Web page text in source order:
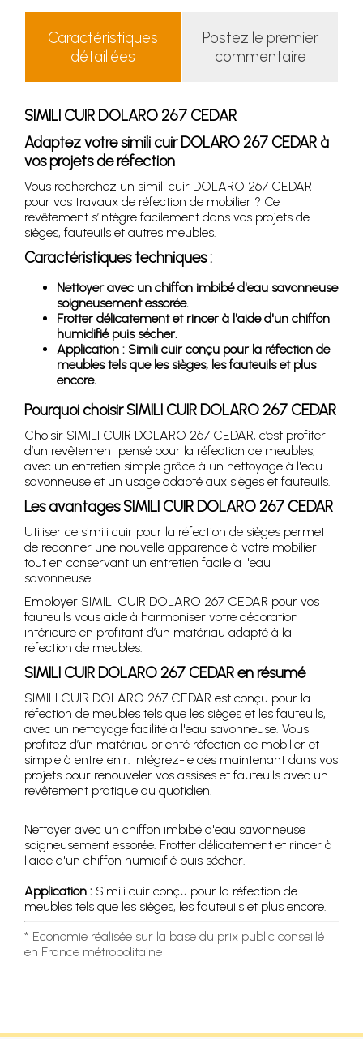
Caractéristiques
détaillées
Postez le premier
commentaire
SIMILI CUIR DOLARO 267 CEDAR
Adaptez votre simili cuir DOLARO 267 CEDAR à
vos projets de réfection
Vous recherchez un simili cuir DOLARO 267 CEDAR
pour vos travaux de réfection de mobilier ? Ce
revêtement s’intègre facilement dans vos projets de
sièges, fauteuils et autres meubles.
Caractéristiques techniques :
Nettoyer avec un chiffon imbibé d'eau savonneuse
soigneusement essorée.
Frotter délicatement et rincer à l'aide d'un chiffon
humidifié puis sécher.
Application : Simili cuir conçu pour la réfection de
meubles tels que les sièges, les fauteuils et plus
encore.
Pourquoi choisir SIMILI CUIR DOLARO 267 CEDAR
Choisir SIMILI CUIR DOLARO 267 CEDAR, c’est profiter
d’un revêtement pensé pour la réfection de meubles,
avec un entretien simple grâce à un nettoyage à l'eau
savonneuse et un usage adapté aux sièges et fauteuils.
Les avantages SIMILI CUIR DOLARO 267 CEDAR
Utiliser ce simili cuir pour la réfection de sièges permet
de redonner une nouvelle apparence à votre mobilier
tout en conservant un entretien facile à l'eau
savonneuse.
Employer SIMILI CUIR DOLARO 267 CEDAR pour vos
fauteuils vous aide à harmoniser votre décoration
intérieure en profitant d’un matériau adapté à la
réfection de meubles.
SIMILI CUIR DOLARO 267 CEDAR en résumé
SIMILI CUIR DOLARO 267 CEDAR est conçu pour la
réfection de meubles tels que les sièges et les fauteuils,
avec un nettoyage facilité à l'eau savonneuse. Vous
profitez d’un matériau orienté réfection de mobilier et
simple à entretenir. Intégrez-le dès maintenant dans vos
projets pour renouveler vos assises et fauteuils avec un
revêtement pratique au quotidien.
Nettoyer avec un chiffon imbibé d'eau savonneuse
soigneusement essorée. Frotter délicatement et rincer à
l'aide d'un chiffon humidifié puis sécher.
Application : Simili cuir conçu pour la réfection de
meubles tels que les sièges, les fauteuils et plus encore.
* Economie réalisée sur la base du prix public conseillé
en France métropolitaine